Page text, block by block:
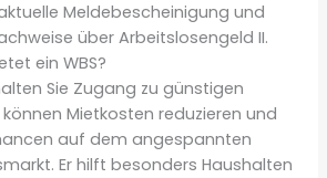
Meldebescheinigung und
über Arbeitslosengeld II.
ein WBS?
Sie Zugang zu günstigen
Mietkosten reduzieren und
auf dem angespannten
Er hilft besonders Haushalten